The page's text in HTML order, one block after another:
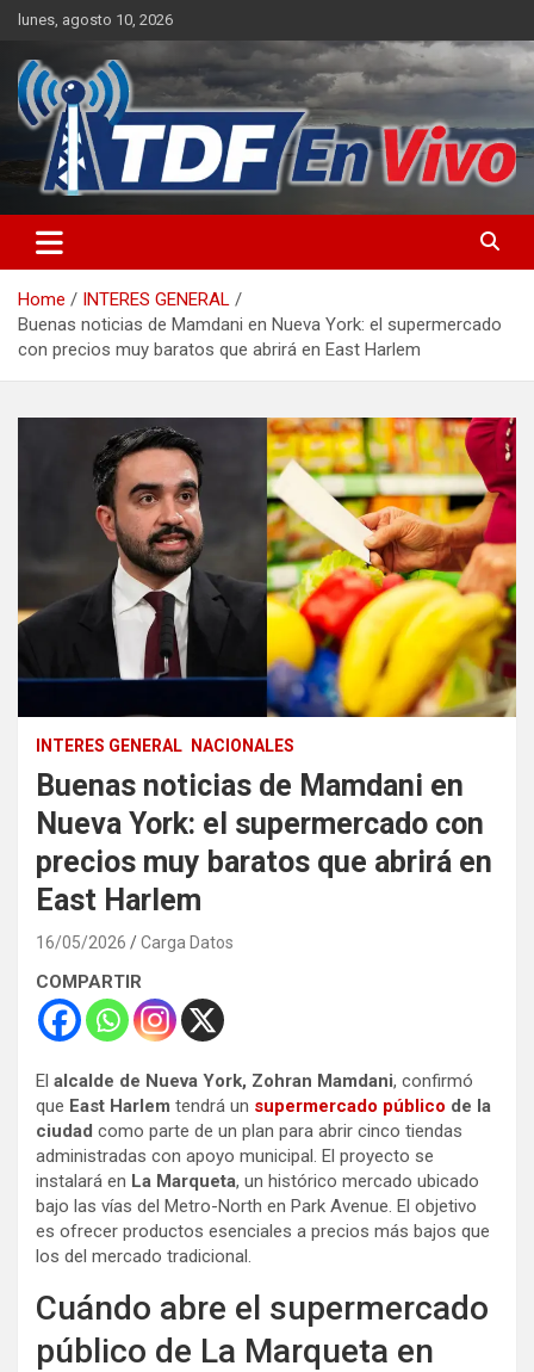
Skip
content
lunes, agosto 10, 2026
Home
INTERES GENERAL
Buenas noticias de Mamdani en Nueva York: el supermercado
con precios muy baratos que abrirá en East Harlem
INTERES GENERAL NACIONALES
Buenas noticias de Mamdani en
Nueva York: el supermercado con
precios muy baratos que abrirá en
East Harlem
16/05/2026 Carga Datos
COMPARTIR
El alcalde de Nueva York, Zohran Mamdani, confirmó
que East Harlem tendrá un supermercado público de la
ciudad como parte de un plan para abrir cinco tiendas
administradas con apoyo municipal. El proyecto se
instalará en La Marqueta, un histórico mercado ubicado
bajo las vías del Metro-North en Park Avenue. El objetivo
es ofrecer productos esenciales a precios más bajos que
los del mercado tradicional.
Cuándo abre el supermercado
público de La Marqueta en